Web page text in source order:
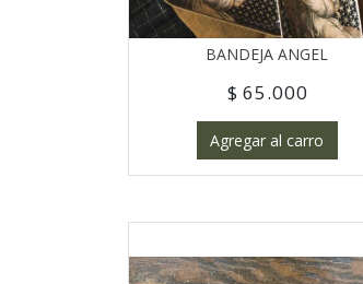
BANDEJA ANGEL
$ 65.000
Agregar al carro